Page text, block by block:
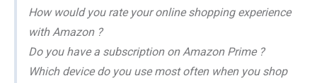
How would you rate your online shopping experience
with Amazon ?
Do you have a subscription on Amazon Prime ?
Which device do you use most often when you shop